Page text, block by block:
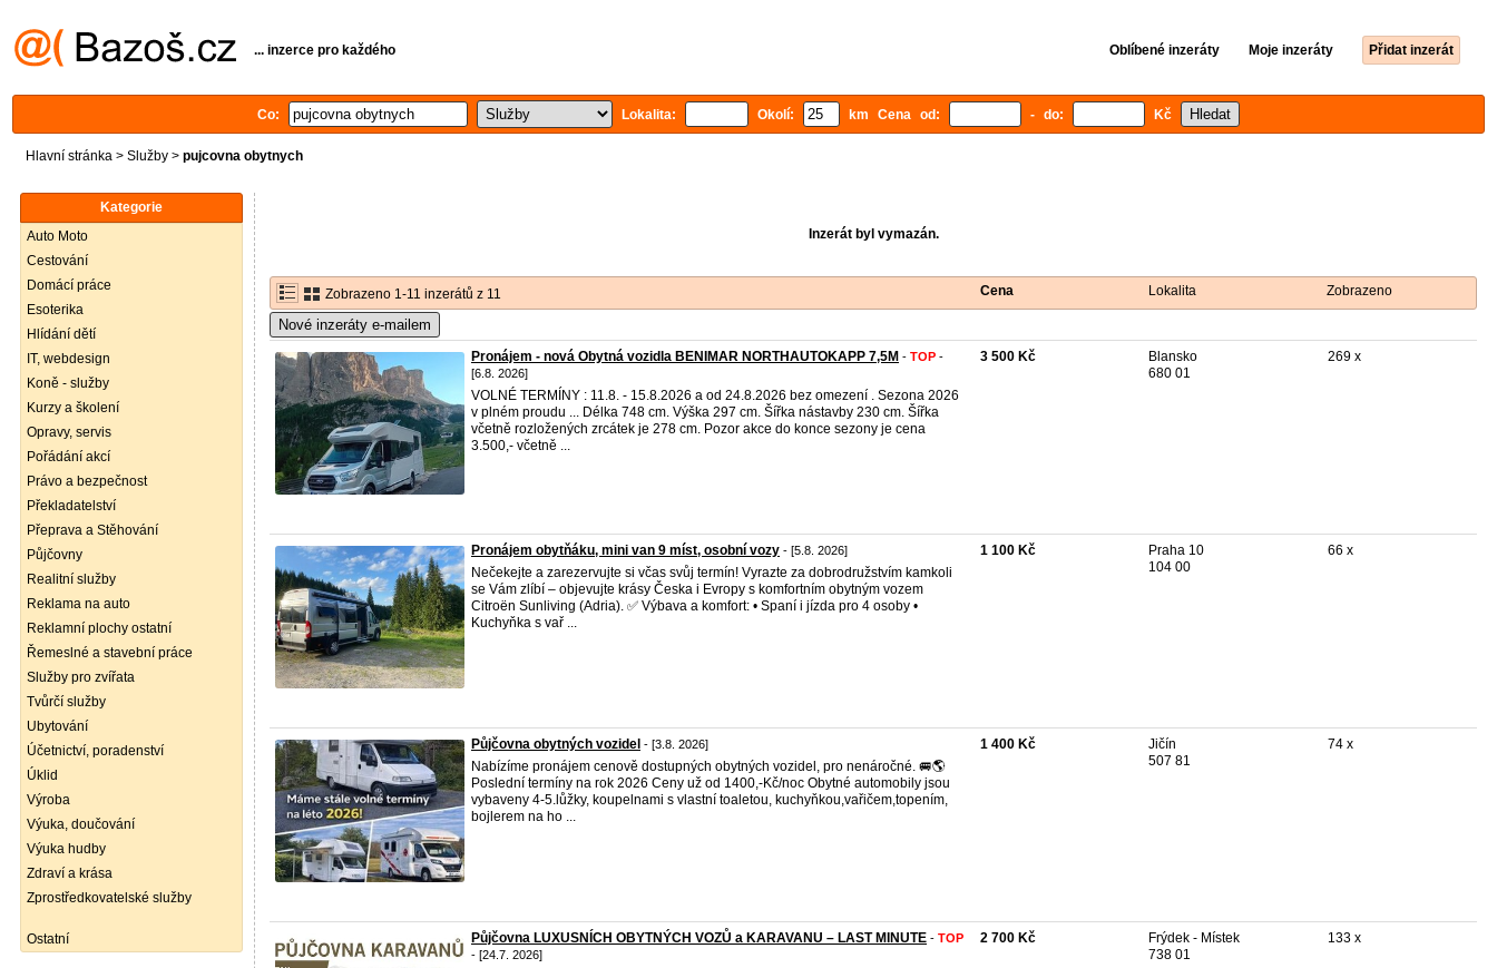
... inzerce pro každého Oblíbené inzeráty Moje inzeráty Přidat inzerát
Co: Lokalita: Okolí: km Cena od: - do: Kč
Hlavní stránka > Služby > pujcovna obytnych
Kategorie
Auto Moto
Cestování
Domácí práce
Esoterika
Hlídání dětí
IT, webdesign
Koně - služby
Kurzy a školení
Opravy, servis
Pořádání akcí
Právo a bezpečnost
Překladatelství
Přeprava a Stěhování
Půjčovny
Realitní služby
Reklama na auto
Reklamní plochy ostatní
Řemeslné a stavební práce
Služby pro zvířata
Tvůrčí služby
Ubytování
Účetnictví, poradenství
Úklid
Výroba
Výuka, doučování
Výuka hudby
Zdraví a krása
Zprostředkovatelské služby
Ostatní
Inzerát byl vymazán.
Zobrazeno 1-11 inzerátů z 11 Cena Lokalita Zobrazeno
Nové inzeráty e-mailem
Pronájem - nová Obytná vozidla BENIMAR NORTHAUTOKAPP 7,5M - TOP -
[6.8. 2026]
VOLNÉ TERMÍNY : 11.8. - 15.8.2026 a od 24.8.2026 bez omezení . Sezona 2026
v plném proudu ... Délka 748 cm. Výška 297 cm. Šířka nástavby 230 cm. Šířka
včetně rozložených zrcátek je 278 cm. Pozor akce do konce sezony je cena
3.500,- včetně ...
3 500 Kč
Blansko
680 01
269 x
Pronájem obytňáku, mini van 9 míst, osobní vozy - [5.8. 2026]
Nečekejte a zarezervujte si včas svůj termín! Vyrazte za dobrodružstvím kamkoli
se Vám zlíbí – objevujte krásy Česka i Evropy s komfortním obytným vozem
Citroën Sunliving (Adria). ✅ Výbava a komfort: • Spaní i jízda pro 4 osoby •
Kuchyňka s vař ...
1 100 Kč
Praha 10
104 00
66 x
Půjčovna obytných vozidel - [3.8. 2026]
Nabízíme pronájem cenově dostupných obytných vozidel, pro nenáročné. 🚐🌎
Poslední termíny na rok 2026 Ceny už od 1400,-Kč/noc Obytné automobily jsou
vybaveny 4-5.lůžky, koupelnami s vlastní toaletou, kuchyňkou,vařičem,topením,
bojlerem na ho ...
1 400 Kč
Jičín
507 81
74 x
Půjčovna LUXUSNÍCH OBYTNÝCH VOZŮ a KARAVANU – LAST MINUTE - TOP
- [24.7. 2026]
2 700 Kč
Frýdek - Místek
738 01
133 x